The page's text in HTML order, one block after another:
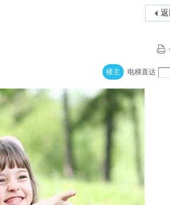
电梯直达
楼主